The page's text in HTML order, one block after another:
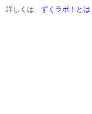
詳しくは ずくラボ！とは